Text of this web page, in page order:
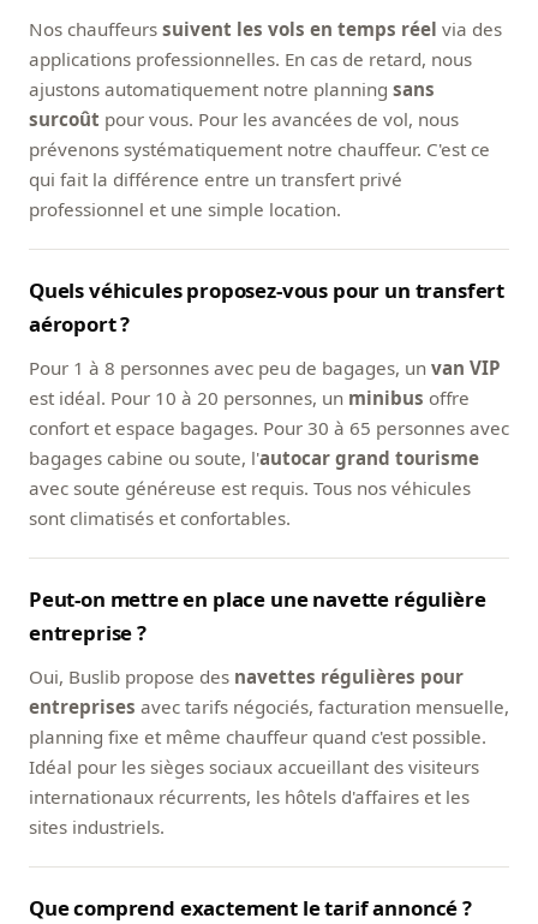
Nos chauffeurs suivent les vols en temps réel via des
applications professionnelles. En cas de retard, nous
ajustons automatiquement notre planning sans
surcoût pour vous. Pour les avancées de vol, nous
prévenons systématiquement notre chauffeur. C'est ce
qui fait la différence entre un transfert privé
professionnel et une simple location.
Quels véhicules proposez-vous pour un transfert
aéroport ?
Pour 1 à 8 personnes avec peu de bagages, un van VIP
est idéal. Pour 10 à 20 personnes, un minibus offre
confort et espace bagages. Pour 30 à 65 personnes avec
bagages cabine ou soute, l'autocar grand tourisme
avec soute généreuse est requis. Tous nos véhicules
sont climatisés et confortables.
Peut-on mettre en place une navette régulière
entreprise ?
Oui, Buslib propose des navettes régulières pour
entreprises avec tarifs négociés, facturation mensuelle,
planning fixe et même chauffeur quand c'est possible.
Idéal pour les sièges sociaux accueillant des visiteurs
internationaux récurrents, les hôtels d'affaires et les
sites industriels.
Que comprend exactement le tarif annoncé ?